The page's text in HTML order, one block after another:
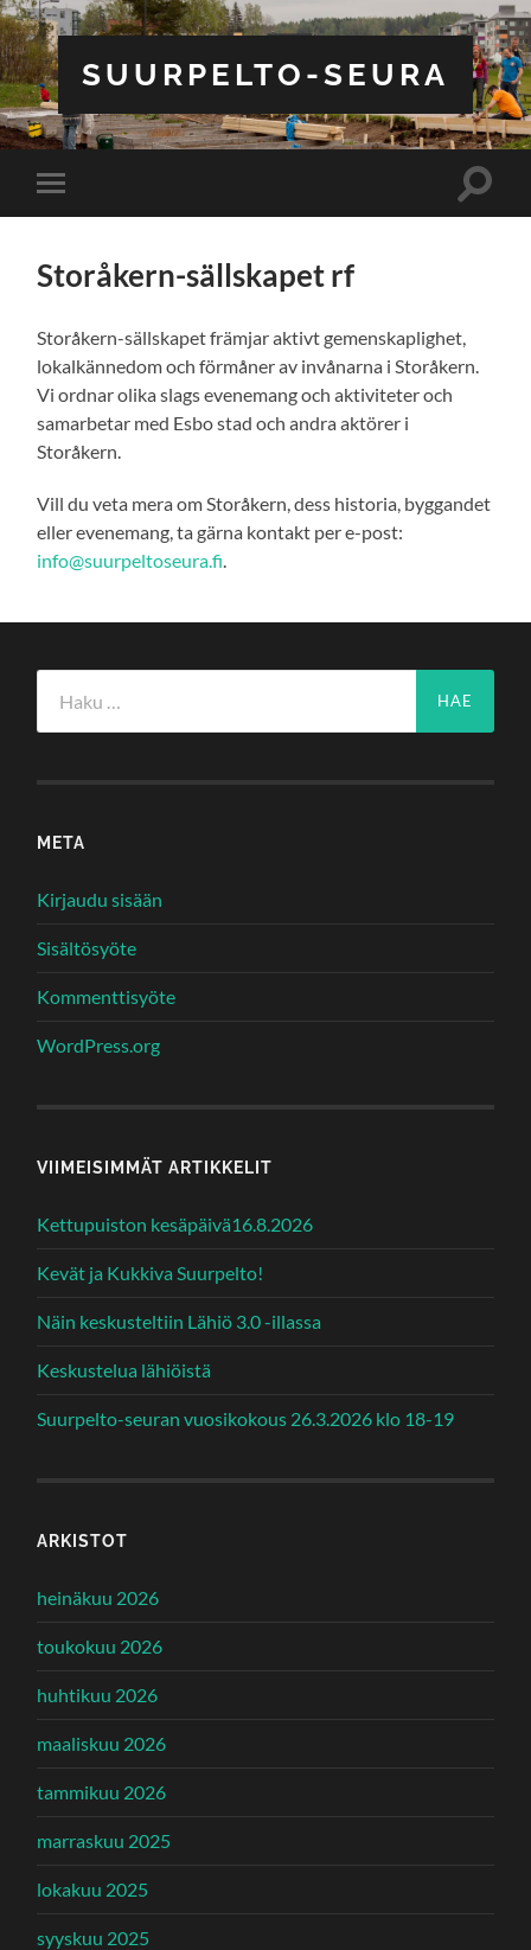
SUURPELTO-SEURA
Toggle
mobile
Toggle
Storåkern-sällskapet rf
Storåkern-sällskapet främjar aktivt gemenskaplighet,
lokalkännedom och förmåner av invånarna i Storåkern.
Vi ordnar olika slags evenemang och aktiviteter och
samarbetar med Esbo stad och andra aktörer i
Storåkern.
Vill du veta mera om Storåkern, dess historia, byggandet
eller evenemang, ta gärna kontakt per e-post:
info@suurpeltoseura.fi
META
Kirjaudu sisään
Sisältösyöte
Kommenttisyöte
WordPress.org
VIIMEISIMMÄT ARTIKKELIT
Kettupuiston kesäpäivä16.8.2026
Kevät ja Kukkiva Suurpelto!
Näin keskusteltiin Lähiö 3.0 -illassa
Keskustelua lähiöistä
Suurpelto-seuran vuosikokous 26.3.2026 klo 18-19
ARKISTOT
heinäkuu 2026
toukokuu 2026
huhtikuu 2026
maaliskuu 2026
tammikuu 2026
marraskuu 2025
lokakuu 2025
syyskuu 2025